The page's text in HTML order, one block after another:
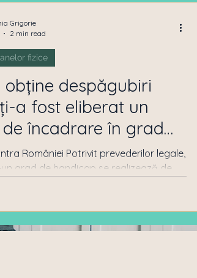
fizice
Succesiuni
obține despăgubiri
eliberat un
încadrare în grad
României Potrivit prevederilor legale,
grad de handicap se realizează de
fizice
Grigorie
2 min read